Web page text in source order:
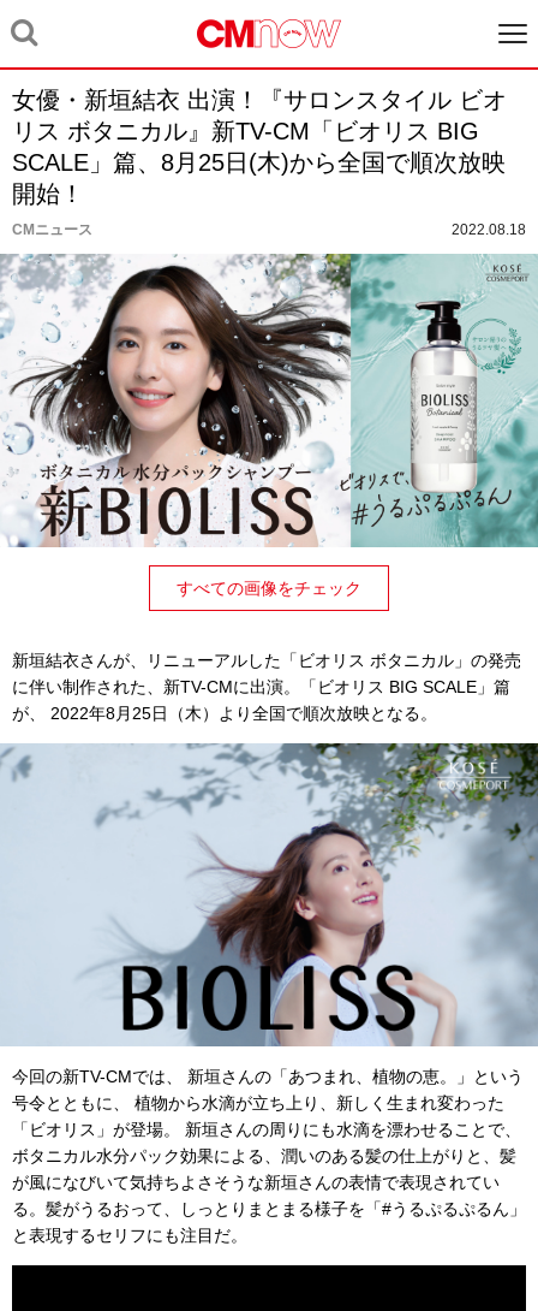
女優・新垣結衣 出演！『サロンスタイル ビオ
リス ボタニカル』新TV-CM「ビオリス BIG
SCALE」篇、8月25日(木)から全国で順次放映
開始！
CMニュース 2022.08.18
すべての画像をチェック
新垣結衣さんが、リニューアルした「ビオリス ボタニカル」の発売
に伴い制作された、新TV-CMに出演。「ビオリス BIG SCALE」篇
が、 2022年8月25日（木）より全国で順次放映となる。
今回の新TV-CMでは、 新垣さんの「あつまれ、植物の恵。」という
号令とともに、 植物から水滴が立ち上り、新しく生まれ変わった
「ビオリス」が登場。 新垣さんの周りにも水滴を漂わせることで、
ボタニカル水分パック効果による、潤いのある髪の仕上がりと、髪
が風になびいて気持ちよさそうな新垣さんの表情で表現されてい
る。髪がうるおって、しっとりまとまる様子を「#うるぷるぷるん」
と表現するセリフにも注目だ。